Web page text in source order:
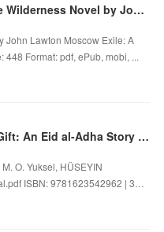
Read [Pdf]> Moscow Exile: A Joe Wilderness Novel by John Lawton
John Lawton Moscow Exile: A
Format: pdf, ePub, mobi, ...
PDF [Download] Sami's Special Gift: An Eid al-Adha Story by M. O. Yuksel, HÜSEYIN SÖNMEZAY
O. Yuksel, HÜSEYIN
ISBN: 9781623542962 | 3…